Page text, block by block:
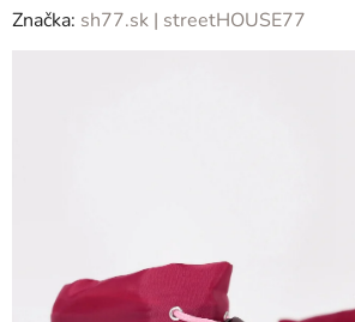
hodnotenie
Značka: sh77.sk | streetHOUSE77